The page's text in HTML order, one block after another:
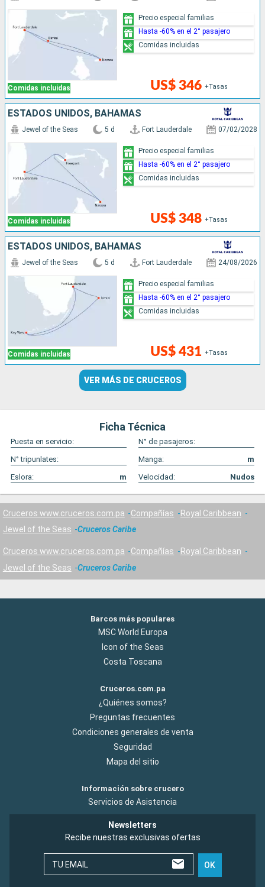
Comidas incluidas US$ 346 +Tasas
Precio especial familias
Hasta -60% en el 2° pasajero
Comidas incluidas
ESTADOS UNIDOS, BAHAMAS
Comidas incluidas
Jewel of the Seas 5 d Fort Lauderdale 07/02/2028
US$ 348 +Tasas
Precio especial familias
Hasta -60% en el 2° pasajero
Comidas incluidas
ESTADOS UNIDOS, BAHAMAS
Comidas incluidas
Jewel of the Seas 5 d Fort Lauderdale 24/08/2026
US$ 431 +Tasas
Precio especial familias
Hasta -60% en el 2° pasajero
Comidas incluidas
VER MÁS DE CRUCEROS
Ficha Técnica
Puesta en servicio:
N° de pasajeros:
N° tripunlates:
Manga:
m
Eslora:
m Velocidad: Nudos
Cruceros www.cruceros.com.pa Compañías
Royal Caribbean
Jewel of the Seas
Cruceros Caribe
Cruceros www.cruceros.com.pa Compañías
Royal Caribbean
Jewel of the Seas
Cruceros Caribe
Barcos más populares
MSC World Europa
Icon of the Seas
Costa Toscana
Cruceros.com.pa
¿Quiénes somos?
Preguntas frecuentes
Condiciones generales de venta
Seguridad
Mapa del sitio
Información sobre crucero
Servicios de Asistencia
Newsletters
Recibe nuestras exclusivas ofertas
TU EMAIL OK